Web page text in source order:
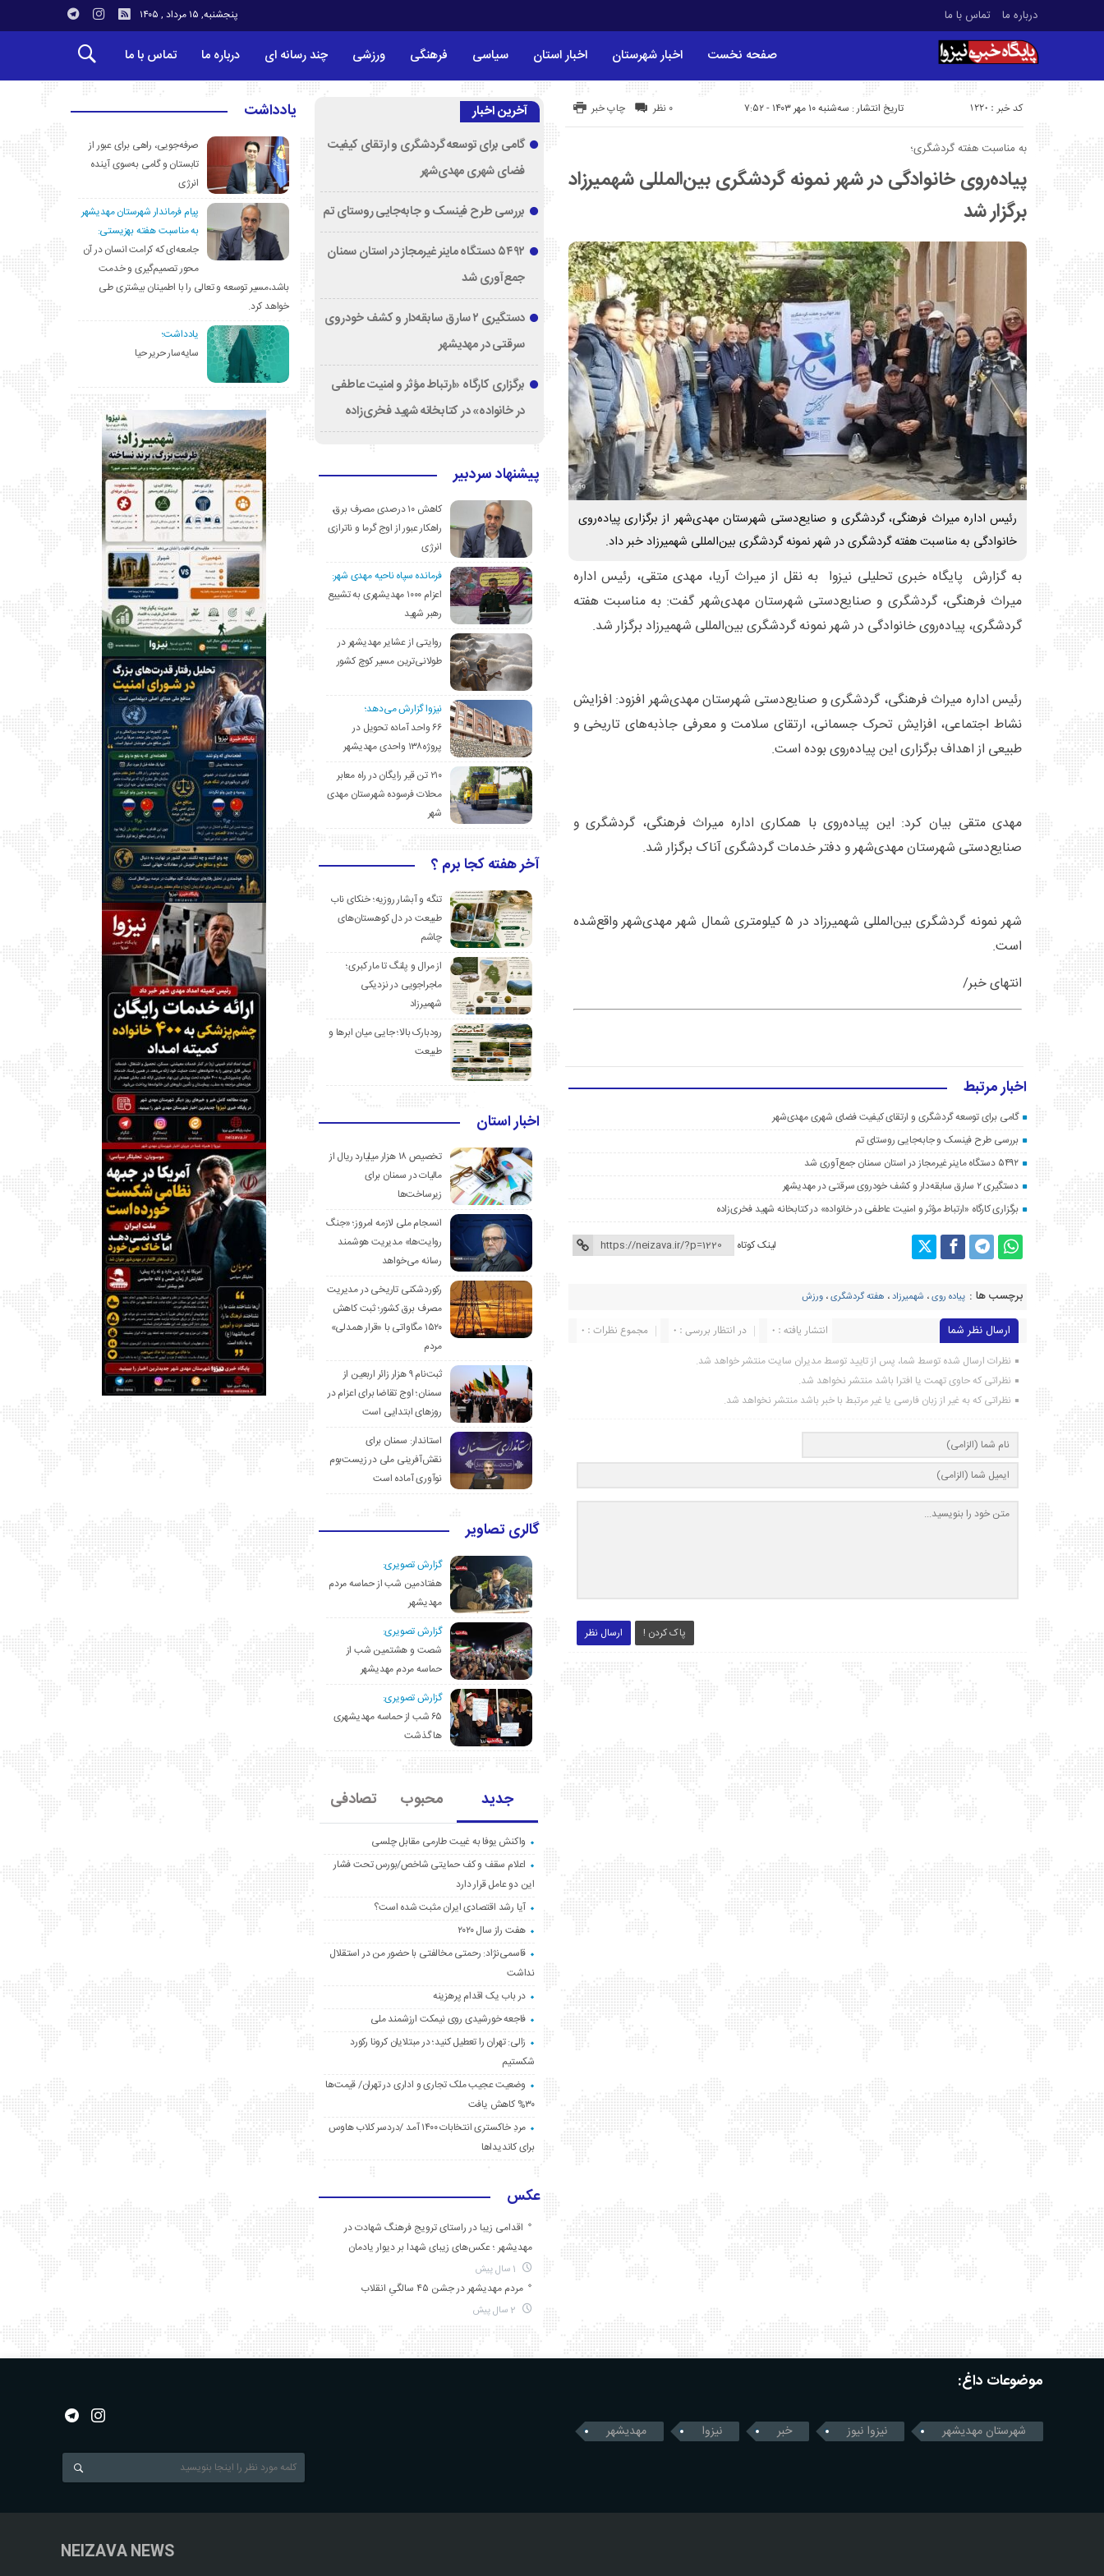
درباره ما تماس با ما پنجشنبه, ۱۵ مرداد , ۱۴۰۵
صفحه نخست اخبار شهرستان اخبار استان سیاسی فرهنگی ورزشی چند رسانه ای درباره ما تماس با ما
تاریخ انتشار : سه‌شنبه ۱۰ مهر ۱۴۰۳ - ۷:۵۲ کد خبر : 1220 چاپ خبر ۰ نظر
به مناسبت هفته گردشگری؛
پیاده‌روی خانوادگی در شهر نمونه گردشگری بین‌المللی شهمیرزاد
برگزار شد
رئیس اداره میراث فرهنگی، گردشگری و صنایع‌دستی شهرستان مهدی‌شهر از برگزاری پیاده‌روی
خانوادگی به مناسبت هفته گردشگری در شهر نمونه گردشگری بین‌المللی شهمیرزاد خبر داد.
به گزارش پایگاه خبری تحلیلی نیزوا به نقل از میراث آریا، مهدی متقی، رئیس اداره
میراث فرهنگی، گردشگری و صنایع‌دستی شهرستان مهدی‌شهر گفت: به مناسبت هفته
گردشگری، پیاده‌روی خانوادگی در شهر نمونه گردشگری بین‌المللی شهمیرزاد برگزار شد.
رئیس اداره میراث فرهنگی، گردشگری و صنایع‌دستی شهرستان مهدی‌شهر افزود: افزایش
نشاط اجتماعی، افزایش تحرک جسمانی، ارتقای سلامت و معرفی جاذبه‌های تاریخی و
طبیعی از اهداف برگزاری این پیاده‌روی بوده است.
مهدی متقی بیان کرد: این پیاده‌روی با همکاری اداره میراث فرهنگی، گردشگری و
صنایع‌دستی شهرستان مهدی‌شهر و دفتر خدمات گردشگری آناک برگزار شد.
شهر نمونه گردشگری بین‌المللی شهمیرزاد در ۵ کیلومتری شمال شهر مهدی‌شهر واقع‌شده
است.
انتهای خبر/
اخبار مرتبط
گامی برای توسعه گردشگری و ارتقای کیفیت فضای شهری مهدی‌شهر
بررسی طرح فینسک و جابه‌جایی روستای تم
۵۴۹۲ دستگاه ماینر غیرمجاز در استان سمنان جمع‌آوری شد
دستگیری ۲ سارق سابقه‌دار و کشف خودروی سرقتی در مهدیشهر
برگزاری کارگاه «ارتباط مؤثر و امنیت عاطفی در خانواده» در کتابخانه شهید فخری‌زاده
لینک کوتاه
برچسب ها : پیاده روی، شهميرزاد، هفته گردشگری،ورزش
ارسال نظر شما مجموع نظرات : 0 در انتظار بررسی : 0 انتشار یافته : ۰
نظرات ارسال شده توسط شما، پس از تایید توسط مدیران سایت منتشر خواهد شد.
نظراتی که حاوی تهمت یا افترا باشد منتشر نخواهد شد.
نظراتی که به غیر از زبان فارسی یا غیر مرتبط با خبر باشد منتشر نخواهد شد.
ارسال نظر پاک کردن !
آخرین اخبار
گامی برای توسعه گردشگری و ارتقای کیفیت
فضای شهری مهدی‌شهر
بررسی طرح فینسک و جابه‌جایی روستای تم
۵۴۹۲ دستگاه ماینر غیرمجاز در استان سمنان
جمع‌آوری شد
دستگیری ۲ سارق سابقه‌دار و کشف خودروی
سرقتی در مهدیشهر
برگزاری کارگاه «ارتباط مؤثر و امنیت عاطفی
در خانواده» در کتابخانه شهید فخری‌زاده
پیشنهاد سردبیر
کاهش ۱۰ درصدی مصرف برق،
راهکار عبور از اوج گرما و ناترازی
انرژی
فرمانده سپاه ناحیه مهدی شهر:
اعزام ۱۰۰۰ مهدیشهری به تشییع
رهبر شهید
روایتی از عشایر مهدیشهر در
طولانی‌ترین مسیر کوچ کشور
نیزوا گزارش می‌دهد؛
۶۶ واحد آماده تحویل در
پروژه۱۳۸ واحدی مهدیشهر
۲۱۰ تن قیر رایگان در راه معابر
محلات فرسوده شهرستان مهدی
شهر
آخر هفته کجا برم ؟
تنگه و آبشار روزیه؛ خنکای ناب
طبیعت در دل کوهستان‌های
چاشم
از مرال و پلنگ تا مار کبری؛
ماجراجویی در نزدیکی
شهمیرزاد
رودبارک بالا؛ جایی میان ابرها و
طبیعت
اخبار استان
تخصیص ۱۸ هزار میلیارد ریال از
مالیات در سمنان برای
زیرساخت‌ها
انسجام ملی لازمه امروز؛ «جنگ
روایت‌ها» مدیریت هوشمند
رسانه می‌خواهد
رکوردشکنی تاریخی در مدیریت
مصرف برق کشور؛ ثبت کاهش
۱۵۲۰ مگاواتی با «قرار همدلی»
مردم
ثبت‌نام ۹ هزار زائر اربعین از
سمنان؛ اوج تقاضا برای اعزام در
روزهای ابتدایی است
استاندار: سمنان برای
نقش‌آفرینی ملی در زیست‌بوم
نوآوری آماده است
گالری تصاویر
گزارش تصویری:
هفتادمین شب از حماسه مردم
مهدیشهر
گزارش تصویری:
شصت و هشتمین شب از
حماسه مردم مهدیشهر
گزارش تصویری:
۶۵ شب از حماسه مهدیشهری
ها گذشت
جدید محبوب تصادفی
واکنش یوفا به غیبت طارمی مقابل چلسی
اعلام سقف و کف حمایتی شاخص/بورس تحت فشار
این دو عامل قرار دارد
آیا رشد اقتصادی ایران مثبت شده است؟
هفت راز سال ۲۰۲۰
قاسمی‌نژاد: رحمتی مخالفتی با حضور من در استقلال
نداشت
در باب یک اقدام پرهزینه
فاجعه خورشیدی روی نیمکت ارزشمند ملی
زالی: تهران را تعطیل کنید؛ در مبتلایان کرونا رکورد
شکستیم
وضعیت عجیب ملک تجاری و اداری در تهران/ قیمت‌ها
۳۰% کاهش یافت
مردِ خاکستری انتخابات ۱۴۰۰ آمد /دردسر کلاب هاوس
برای کاندیداها
عکس
اقدامی زیبا در راستای ترویج فرهنگ شهادت در
مهدیشهر ؛ عکس‌های زیبای شهدا بر دیوار یادمان
مردم مهدیشهر در جشن ۴۵ سالگیِ انقلاب
یادداشت
صرفه‌جویی، راهی برای عبور از
تابستان و گامی به‌سوی آینده
انرژی
پیام فرماندار شهرستان مهدیشهر
به مناسبت هفته بهزیستی:
جامعه‌ای که کرامت انسان در آن
محور تصمیم‌گیری و خدمت
باشد،مسیر توسعه و تعالی را با اطمینان بیشتری طی
خواهد کرد.
یادداشت؛
سایه‌سار حریر حیا
موضوعات داغ:
شهرستان مهدیشهر نیزوا نیوز خبر نیزوا مهدیشهر
NEIZAVA NEWS